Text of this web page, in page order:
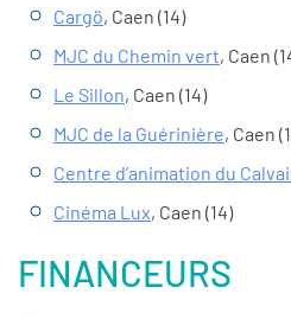
Cargö, Caen (14)
MJC du Chemin vert, Caen
Le Sillon, Caen (14)
MJC de la Guérinière, Caen
Centre d’animation du
Cinéma Lux, Caen (14)
FINANCEURS